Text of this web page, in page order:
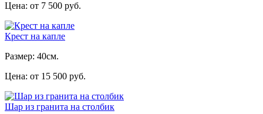
Цена: от 7 500 руб.
Крест на капле
Размер: 40см.
Цена: от 15 500 руб.
Шар из гранита на столбик